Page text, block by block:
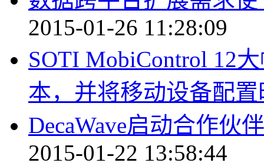
2015-01-26 11:28:09
SOTI MobiControl 12
本，并将移动设备配
DecaWave启动合作伙
2015-01-22 13:58:44